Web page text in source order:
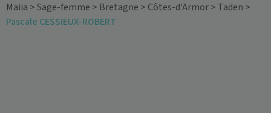
Maiia >Sage-femme > Bretagne > Côtes-d'Armor> Taden >
Pascale CESSIEUX-ROBERT